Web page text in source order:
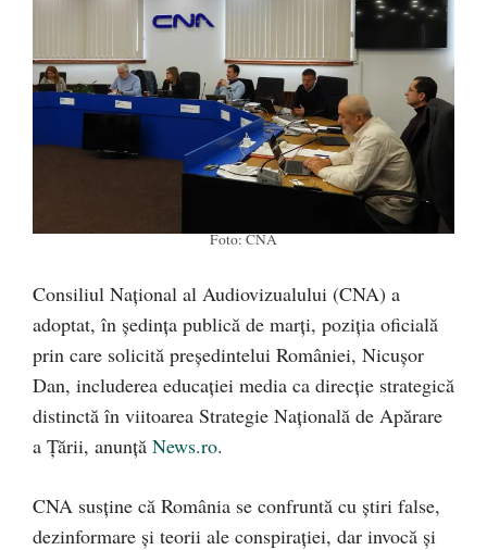
Foto: CNA
Consiliul Naţional al Audiovizualului (CNA) a
adoptat, în şedinţa publică de marţi, poziţia oficială
prin care solicită preşedintelui României, Nicuşor
Dan, includerea educaţiei media ca direcţie strategică
distinctă în viitoarea Strategie Naţională de Apărare
a Ţării, anunță News.ro.
CNA susține că România se confruntă cu știri false,
dezinformare și teorii ale conspirației, dar invocă și